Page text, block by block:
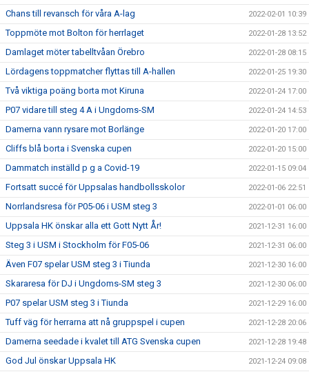
Chans till revansch för våra A-lag 2022-02-01 10:39
Toppmöte mot Bolton för herrlaget 2022-01-28 13:52
Damlaget möter tabelltvåan Örebro 2022-01-28 08:15
Lördagens toppmatcher flyttas till A-hallen 2022-01-25 19:30
Två viktiga poäng borta mot Kiruna 2022-01-24 17:00
P07 vidare till steg 4 A i Ungdoms-SM 2022-01-24 14:53
Damerna vann rysare mot Borlänge 2022-01-20 17:00
Cliffs blå borta i Svenska cupen 2022-01-20 15:00
Dammatch inställd p g a Covid-19 2022-01-15 09:04
Fortsatt succé för Uppsalas handbollsskolor 2022-01-06 22:51
Norrlandsresa för P05-06 i USM steg 3 2022-01-01 06:00
Uppsala HK önskar alla ett Gott Nytt År! 2021-12-31 16:00
Steg 3 i USM i Stockholm för F05-06 2021-12-31 06:00
Även F07 spelar USM steg 3 i Tiunda 2021-12-30 16:00
Skararesa för DJ i Ungdoms-SM steg 3 2021-12-30 06:00
P07 spelar USM steg 3 i Tiunda 2021-12-29 16:00
Tuff väg för herrarna att nå gruppspel i cupen 2021-12-28 20:06
Damerna seedade i kvalet till ATG Svenska cupen 2021-12-28 19:48
God Jul önskar Uppsala HK 2021-12-24 09:08